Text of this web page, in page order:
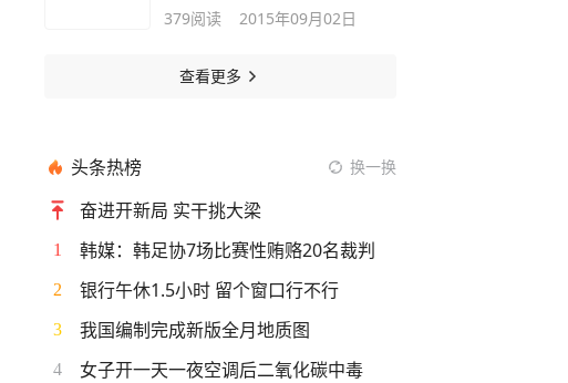
379阅读 2015年09月02日
查看更多
头条热榜 换一换
奋进开新局 实干挑大梁
1 韩媒：韩足协7场比赛性贿赂20名裁判
2 银行午休1.5小时 留个窗口行不行
3 我国编制完成新版全月地质图
4 女子开一天一夜空调后二氧化碳中毒